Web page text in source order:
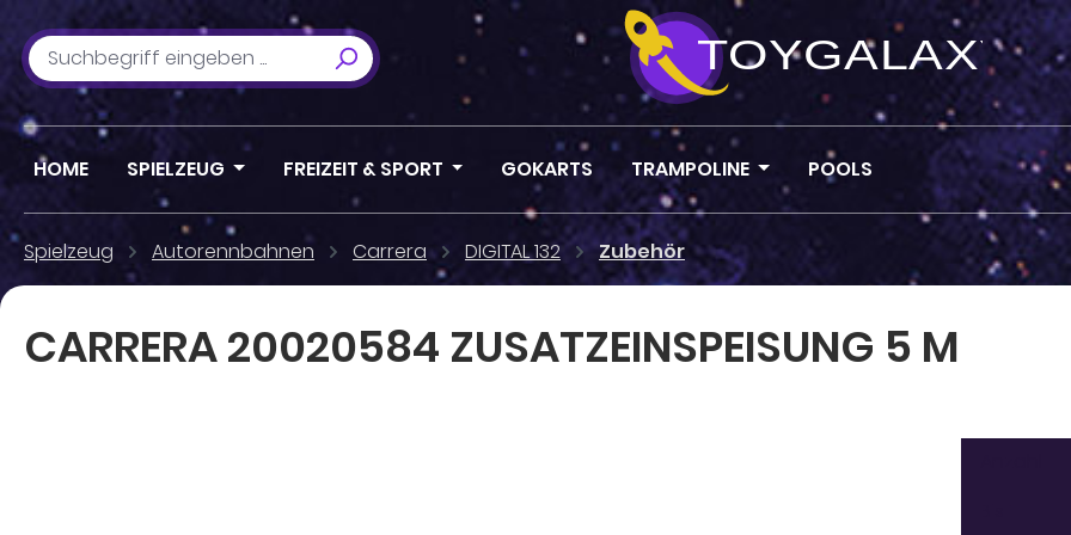
Hauptinhalt springen
Zur Suche springen
Zur Hauptnavigation springen
HOME SPIELZEUG FREIZEIT & SPORT GOKARTS TRAMPOLINE POOLS
Spielzeug Autorennbahnen Carrera DIGITAL 132 Zubehör
CARRERA 20020584 ZUSATZEINSPEISUNG 5 M